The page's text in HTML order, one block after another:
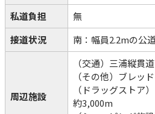
私道負担
無
接道状況
南：幅員2.2mの公
周辺施設
（交通）三浦縦貫
（その他）ブレッ
（ドラッグストア
約3,000m